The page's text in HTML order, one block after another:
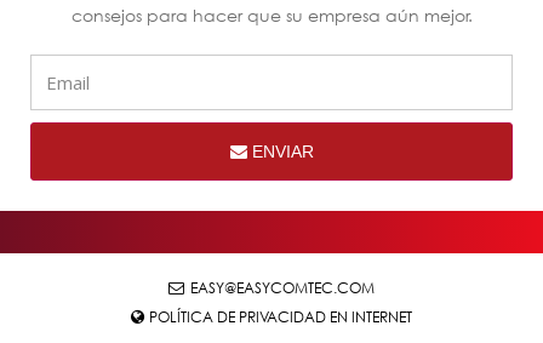
consejos para hacer que su empresa aún mejor.
ENVIAR
EASY@EASYCOMTEC.COM
POLÍTICA DE PRIVACIDAD EN INTERNET